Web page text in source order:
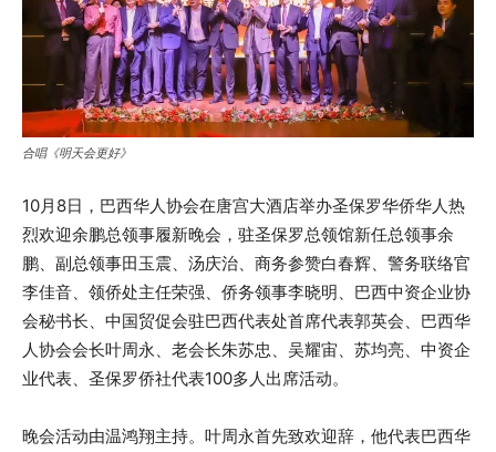
合唱《明天会更好》
10月8日，巴西华人协会在唐宫大酒店举办圣保罗华侨华人热
烈欢迎余鹏总领事履新晚会，驻圣保罗总领馆新任总领事余
鹏、副总领事田玉震、汤庆治、商务参赞白春辉、警务联络官
李佳音、领侨处主任荣强、侨务领事李晓明、巴西中资企业协
会秘书长、中国贸促会驻巴西代表处首席代表郭英会、巴西华
人协会会长叶周永、老会长朱苏忠、吴耀宙、苏均亮、中资企
业代表、圣保罗侨社代表100多人出席活动。
晚会活动由温鸿翔主持。叶周永首先致欢迎辞，他代表巴西华